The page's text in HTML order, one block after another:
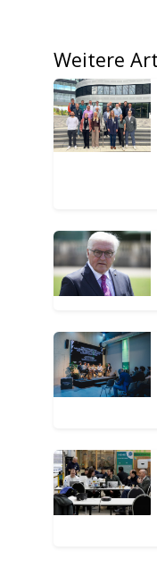
Weitere